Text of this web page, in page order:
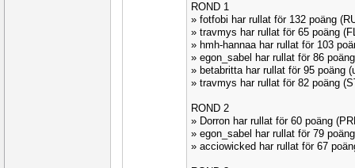
ROND 1
» fotfobi har rullat för 132 poäng
» travmys har rullat för 65 poäng
» hmh-hannaa har rullat för 103
» egon_sabel har rullat för 86
» betabritta har rullat för 95 poäng
» travmys har rullat för 82 poäng
ROND 2
» Dorron har rullat för 60 poäng
» egon_sabel har rullat för 79
» acciowicked har rullat för 67